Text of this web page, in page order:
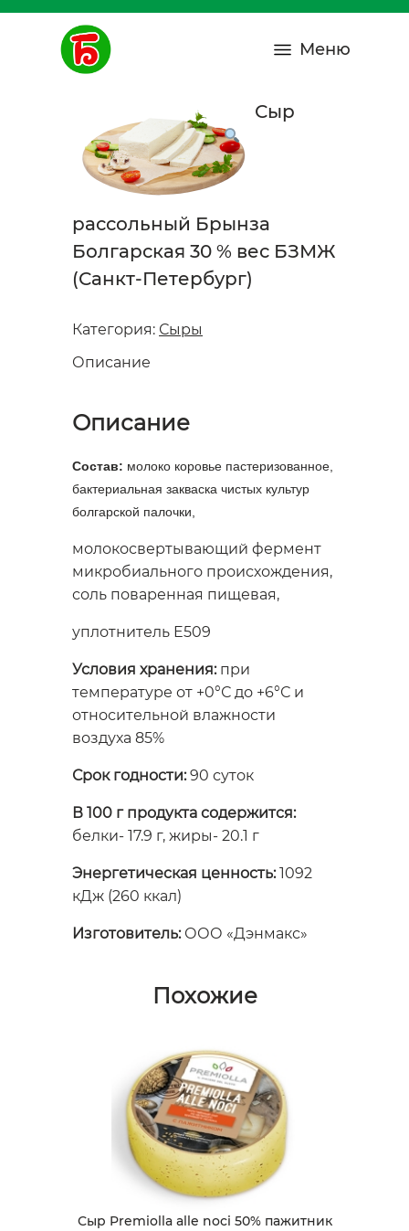
Меню
Сыр
рассольный Брынза
Болгарская 30 % вес БЗМЖ
(Санкт-Петербург)
Категория: Сыры
Описание
Описание
Состав: молоко коровье пастеризованное,
бактериальная закваска чистых культур
болгарской палочки,
молокосвертывающий фермент
микробиального происхождения,
соль поваренная пищевая,
уплотнитель E509
Условия хранения:при
температуре от +0°С до +6°С и
относительной влажности
воздуха 85%
Срок годности:90 суток
В 100 г продукта содержится:
белки- 17.9 г, жиры- 20.1 г
Энергетическая ценность:1092
кДж (260 ккал)
Изготовитель:ООО «Дэнмакс»
Похожие
Сыр Premiolla alle noci 50% пажитник